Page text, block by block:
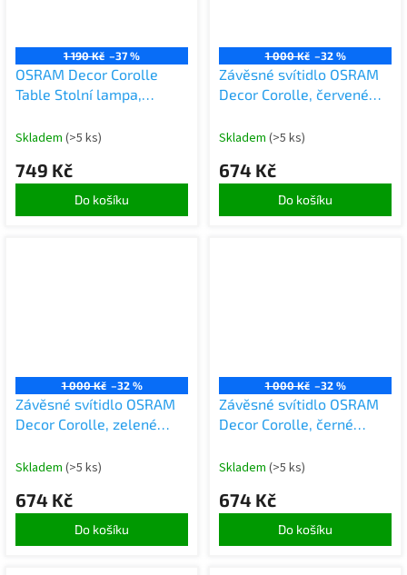
1 190 Kč –37 %
OSRAM Decor Corolle
Table Stolní lampa,
patice G9, textilní kabel,
Skladem (>5 ks)
749 Kč
Do košíku
1 000 Kč –32 %
Závěsné svítidlo OSRAM
Decor Corolle, červené
textilní kabel, 200 mm,
Skladem (>5 ks)
674 Kč
Do košíku
1 000 Kč –32 %
Závěsné svítidlo OSRAM
Decor Corolle, zelené
textilní kabel, 200 mm,
Skladem (>5 ks)
674 Kč
Do košíku
1 000 Kč –32 %
Závěsné svítidlo OSRAM
Decor Corolle, černé
textilní kabel, 200 mm,
Skladem (>5 ks)
674 Kč
Do košíku